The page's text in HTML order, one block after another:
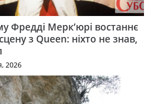
Фредді Мерк’юрі востаннє
з Queen: ніхто не знав,
2026